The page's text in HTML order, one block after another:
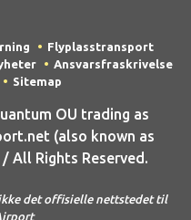
Flyplasstransport
Ansvarsfraskrivelse
Sitemap
OU trading as
(also known as
All Rights Reserved.
ikke det offisielle nettstedet til